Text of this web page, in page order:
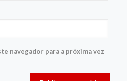
navegador para a próxima vez